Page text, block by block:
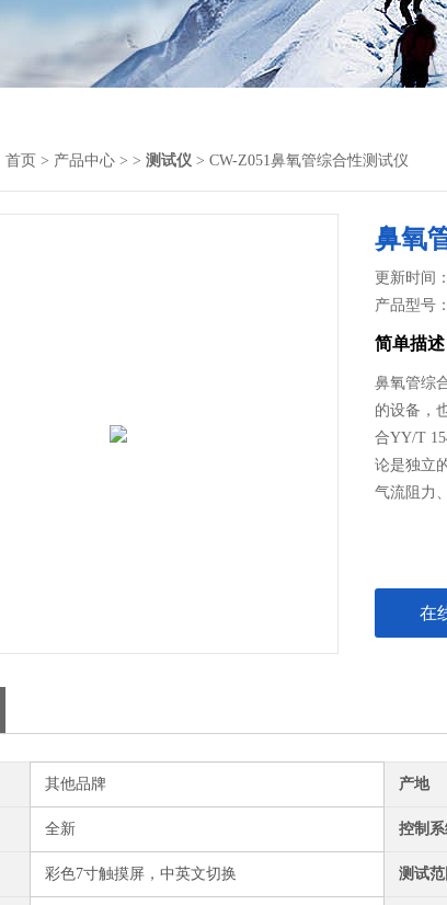
首页 > 产品中心 > > 测试仪 > CW-Z051鼻氧管综合性测试仪
鼻氧
更新时间
产品型号
简单描述
鼻氧管综
的设备，
合YY/T
论是独立
气流阻力
在
其他品牌 产地
全新 控制
彩色7寸触摸屏，中英文切换 测试